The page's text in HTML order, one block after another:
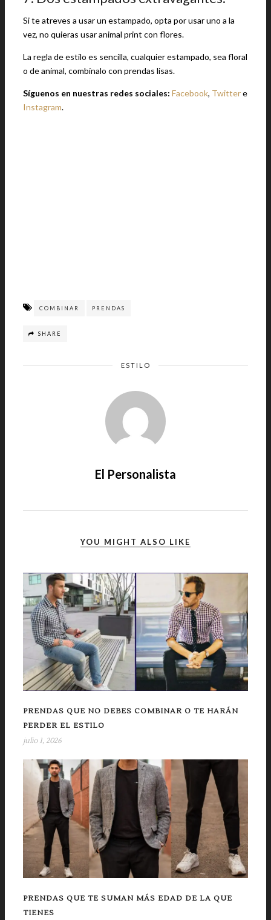
Si te atreves a usar un estampado, opta por usar uno a la
vez, no quieras usar animal print con flores.
La regla de estilo es sencilla, cualquier estampado, sea floral
o de animal, combínalo con prendas lisas.
Síguenos en nuestras redes sociales: Facebook, Twittere
Instagram.
COMBINAR PRENDAS
SHARE
ESTILO
El Personalista
YOU MIGHT ALSO LIKE
PRENDAS QUE NO DEBES COMBINAR O TE HARÁN
PERDER EL ESTILO
julio 1, 2026
PRENDAS QUE TE SUMAN MÁS EDAD DE LA QUE
TIENES